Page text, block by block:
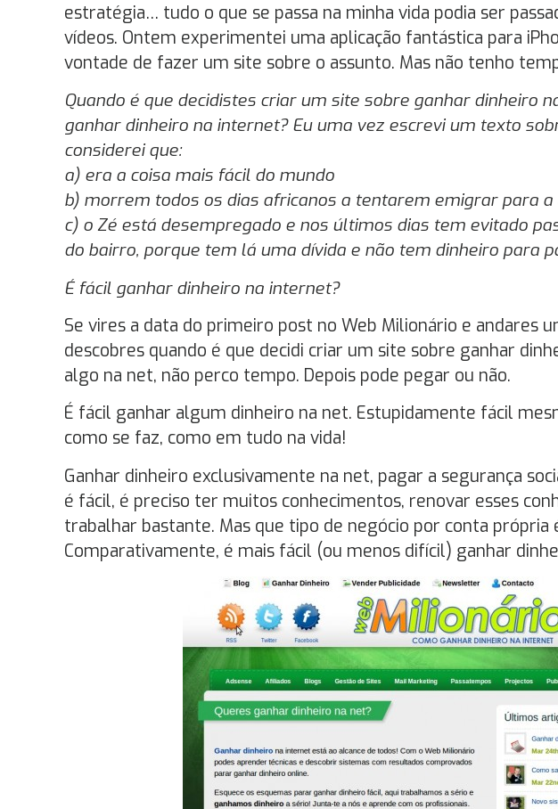
estratégia… tudo o que se passa na minha vida podia ser
vídeos. Ontem experimentei uma aplicação fantástica para
vontade de fazer um site sobre o assunto. Mas não tenho
Quando é que decidistes criar um site sobre ganhar dinheiro
ganhar dinheiro na internet? Eu uma vez escrevi um texto
considerei que:
a) era a coisa mais fácil do mundo
b) morrem todos os dias africanos a tentarem emigrar para a
c) o Zé está desempregado e nos últimos dias tem evitado
do bairro, porque tem lá uma dívida e não tem dinheiro para
É fácil ganhar dinheiro na internet?
Se vires a data do primeiro post no Web Milionário e andares
descobres quando é que decidi criar um site sobre ganhar
algo na net, não perco tempo. Depois pode pegar ou não.
É fácil ganhar algum dinheiro na net. Estupidamente fácil
como se faz, como em tudo na vida!
Ganhar dinheiro exclusivamente na net, pagar a segurança
é fácil, é preciso ter muitos conhecimentos, renovar esses
trabalhar bastante. Mas que tipo de negócio por conta própria
Comparativamente, é mais fácil (ou menos difícil) ganhar